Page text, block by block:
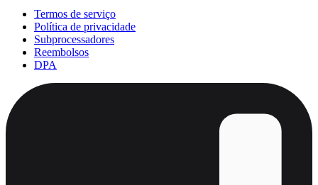
Termos de serviço
Política de privacidade
Subprocessadores
Reembolsos
DPA